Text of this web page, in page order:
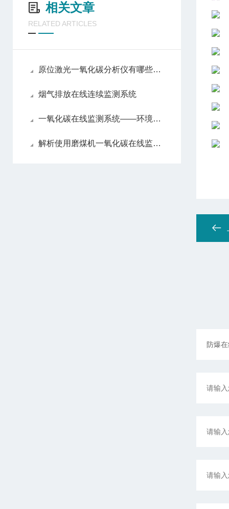
相关文章
RELATED ARTICLES
原位激光一氧化碳分析仪有哪些亮眼的功能特色呢？
烟气排放在线连续监测系统
一氧化碳在线监测系统——环境监测的智能守护者
解析使用磨煤机一氧化碳在线监测系统的必要性